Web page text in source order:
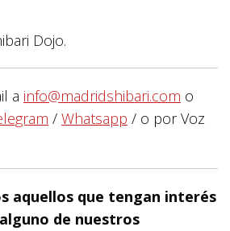
Dojo.
a info@madridshibari.com o
/ Whatsapp / o por Voz
aquellos que tengan interés
de nuestros